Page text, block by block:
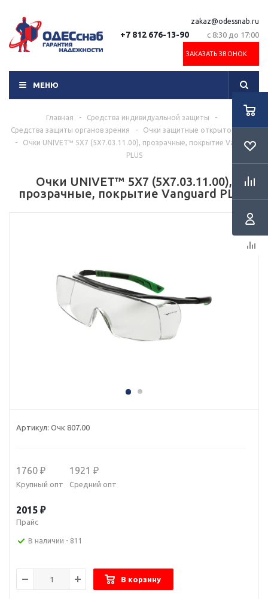
+7 812 676-13-90
zakaz@odessnab.ru
с 8:30 до 17:00
ЗАКАЗАТЬ ЗВОНОК
МЕНЮ
Главная - Средства индивидуальной защиты
-
Средства защиты органов зрения
-
Очки защитные открытого типа
-
Очки UNIVET™ 5Х7 (5Х7.03.11.00), прозрачные, покрытие Vanguard
PLUS
Очки UNIVET™ 5Х7 (5Х7.03.11.00),
прозрачные, покрытие Vanguard PLUS
Артикул: Очк 807.00
1760 ₽
Крупный опт
1921 ₽
Средний опт
2015 ₽
Прайс
В наличии - 811
В корзину